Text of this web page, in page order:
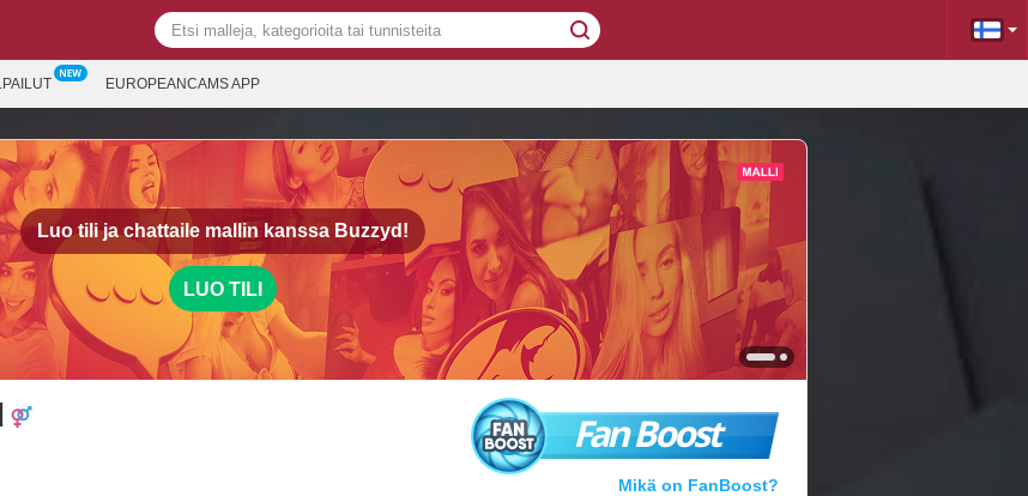
EUROPEANCAMS APP
Luo tili ja chattaile mallin kanssa Buzzyd!
LUO TILI
Fan Boost
Mikä on FanBoost?